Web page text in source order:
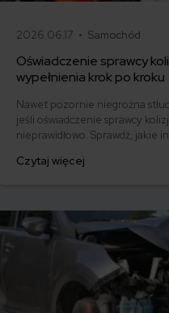
2026.06.17 • Samochód
Oświadczenie sprawcy
wypełnienia krok po kroku
Nawet pozornie niegroźna
jeśli oświadczenie sprawcy
nieprawidłowo. Sprawdź, jakie
Czytaj więcej